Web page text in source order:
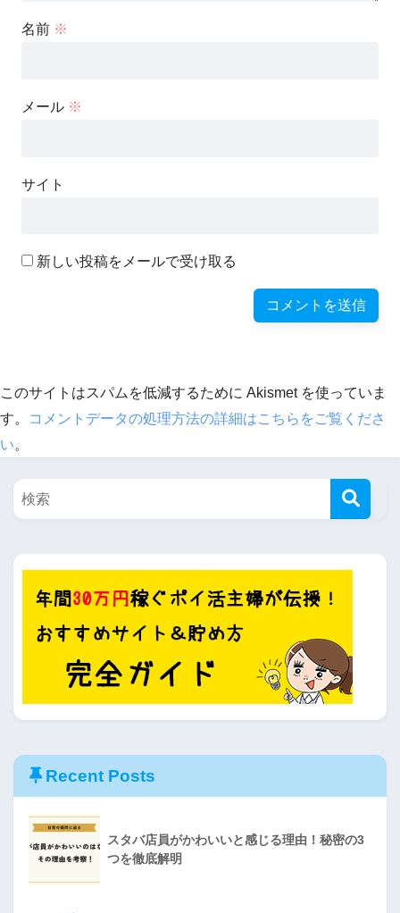
名前 ※
メール ※
サイト
新しい投稿をメールで受け取る
このサイトはスパムを低減するために Akismet を使っていま
す。
コメントデータの処理方法の詳細はこちらをご覧くださ
い。
Recent Posts
スタバ店員がかわいいと感じる理由！秘密の3
つを徹底解明